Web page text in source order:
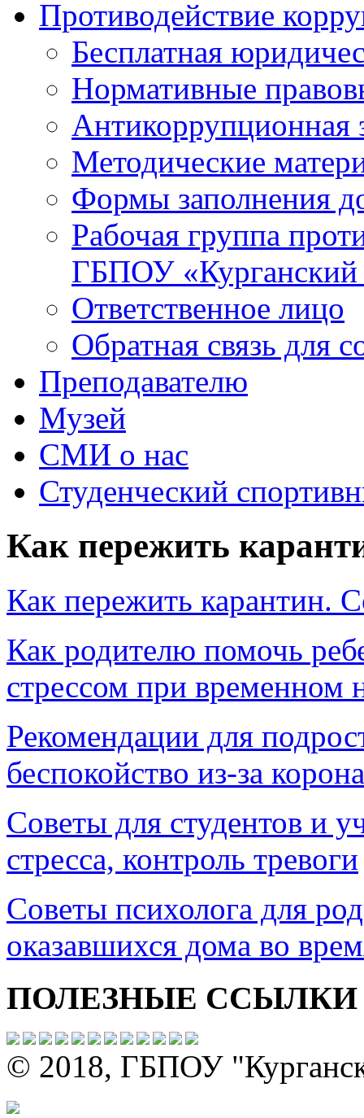
Противодействие
Бесплатная
Нормативные
Антикоррупционная
Методические
Формы заполнения
Рабочая группа
ГБПОУ
Ответственное лицо
Обратная связь для
Преподавателю
Музей
СМИ о нас
Студенческий
Как пережить
Как пережить карантин.
Как родителю помочь
стрессом при временном
Рекомендации для
беспокойство из-за
Советы для студентов и
стресса, контроль тревоги
Советы психолога для
оказавшихся дома во
ПОЛЕЗНЫЕ ССЫЛКИ
© 2018, ГБПОУ